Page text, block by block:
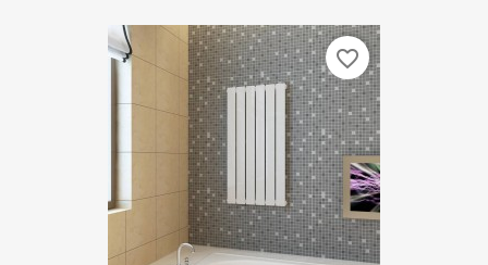
favorite_border